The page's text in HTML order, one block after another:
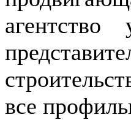
агентство
все